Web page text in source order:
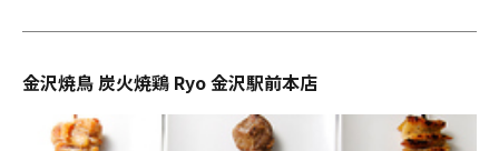
金沢焼鳥 炭火焼鶏 Ryo 金沢駅前本店